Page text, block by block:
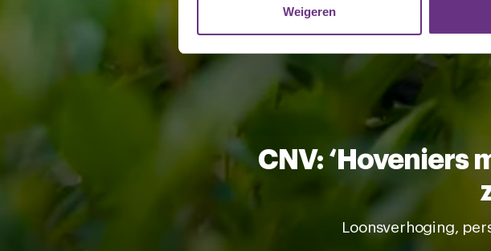
media, adverteren en analyse. Deze partners
U kunt uw toestemming op elk moment wijzigen of
cookie-instellingenicoontje linksonder op de pagina.
Weigeren
CNV: ‘Hoveniers
Loonsverhoging,